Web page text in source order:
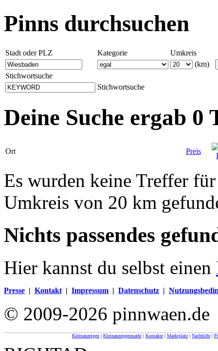
Pinns durchsuchen
Stadt oder PLZ Kategorie
Umkreis
(km)
Stichwortsuche
Stichwortsuche
Deine Suche ergab 0
Ort Preis
Es wurden keine Treffer
Umkreis von 20 km
Nichts passendes
Hier kannst du selbst einen
Presse | Kontakt | Impressum | Datenschutz |
© 2009-2026 pinnwaen.de
Kleinanzeigen | Kleinanzeigenmarkt | Kontakte | Marktplatz | Nachhilfe |